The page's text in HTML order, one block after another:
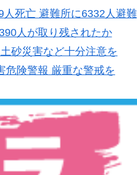
死亡 避難所に6332人避難
人が取り残されたか
砂災害など十分注意を
険警報 厳重な警戒を